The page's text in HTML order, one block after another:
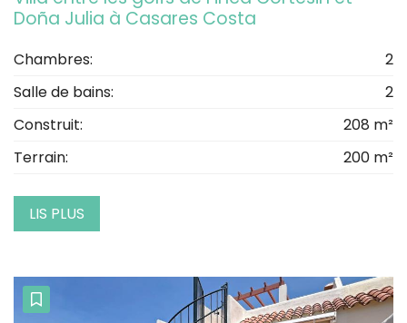
Doña Julia à Casares Costa
Chambres:
2
Salle de bains:
2
Construit:
208 m²
Terrain:
200 m²
LIS PLUS